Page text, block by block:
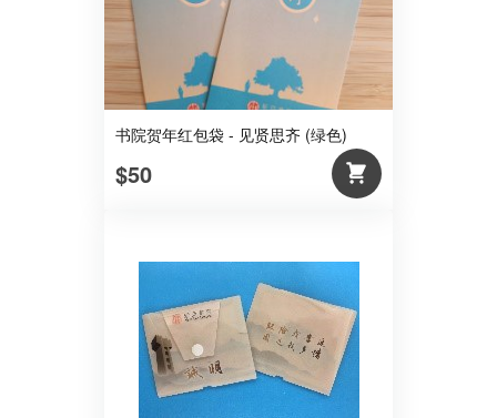
书院贺年红包袋 - 见贤思齐 (绿色)
$50